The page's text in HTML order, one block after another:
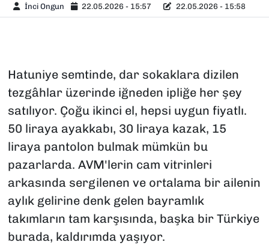
İnci Ongun 22.05.2026 - 15:57 22.05.2026 - 15:58
Hatuniye semtinde, dar sokaklara dizilen
tezgâhlar üzerinde iğneden ipliğe her şey
satılıyor. Çoğu ikinci el, hepsi uygun fiyatlı.
50 liraya ayakkabı, 30 liraya kazak, 15
liraya pantolon bulmak mümkün bu
pazarlarda. AVM'lerin cam vitrinleri
arkasında sergilenen ve ortalama bir ailenin
aylık gelirine denk gelen bayramlık
takımların tam karşısında, başka bir Türkiye
burada, kaldırımda yaşıyor.